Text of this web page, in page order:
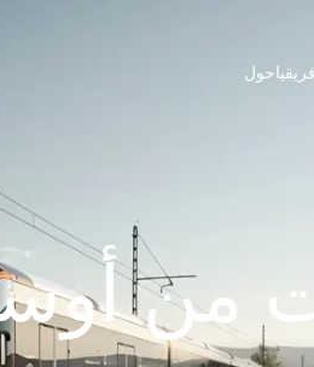
حول
من